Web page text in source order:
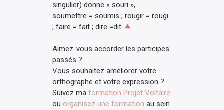
singulier) donne « souri »,
soumettre = soumis ; rougir = rougi
; faire = fait ; dire =dit
Aimez-vous accorder les participes
passés ?
Vous souhaitez améliorer votre
orthographe et votre expression ?
Suivez ma formation Projet Voltaire
ou organisez une formation au sein